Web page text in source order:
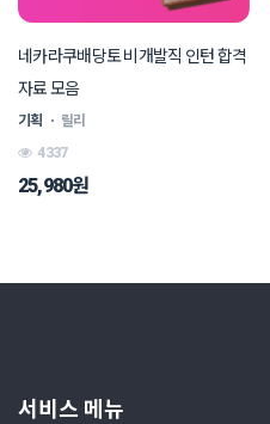
네카라쿠배당토 비개발직 인턴 합격
자료 모음
기획 ㆍ 릴리
4337
25,980원
서비스 메뉴